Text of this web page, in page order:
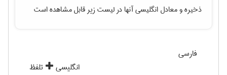
ذخیرهو معادل انگلیسی آنها در لیست زیر قابل مشاهده است
فارسی
انگلیسی
تلفظ